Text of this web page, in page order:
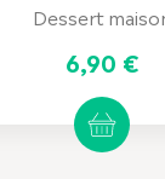
Dessert
6,90 €
Ce
produit
a